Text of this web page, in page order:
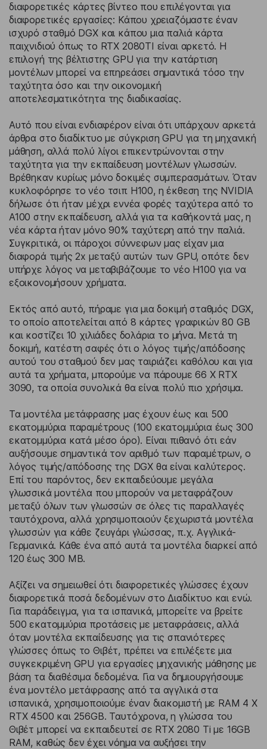
διαφορετικές κάρτες βίντεο που επιλέγονται για
διαφορετικές εργασίες: Κάπου χρειαζόμαστε έναν
ισχυρό σταθμό DGX και κάπου μια παλιά κάρτα
παιχνιδιού όπως το RTX 2080TI είναι αρκετό. Η
επιλογή της βέλτιστης GPU για την κατάρτιση
μοντέλων μπορεί να επηρεάσει σημαντικά τόσο την
ταχύτητα όσο και την οικονομική
αποτελεσματικότητα της διαδικασίας.
Αυτό που είναι ενδιαφέρον είναι ότι υπάρχουν αρκετά
άρθρα στο διαδίκτυο με σύγκριση GPU για τη μηχανική
μάθηση, αλλά πολύ λίγοι επικεντρώνονται στην
ταχύτητα για την εκπαίδευση μοντέλων γλωσσών.
Βρέθηκαν κυρίως μόνο δοκιμές συμπερασμάτων. Όταν
κυκλοφόρησε το νέο τσιπ H100, η ​​έκθεση της NVIDIA
δήλωσε ότι ήταν μέχρι εννέα φορές ταχύτερα από το
A100 στην εκπαίδευση, αλλά για τα καθήκοντά μας, η
νέα κάρτα ήταν μόνο 90% ταχύτερη από την παλιά.
Συγκριτικά, οι πάροχοι σύννεφων μας είχαν μια
διαφορά τιμής 2x μεταξύ αυτών των GPU, οπότε δεν
υπήρχε λόγος να μεταβιβάζουμε το νέο H100 για να
εξοικονομήσουν χρήματα.
Εκτός από αυτό, πήραμε για μια δοκιμή σταθμός DGX,
το οποίο αποτελείται από 8 κάρτες γραφικών 80 GB
και κοστίζει 10 χιλιάδες δολάρια το μήνα. Μετά τη
δοκιμή, κατέστη σαφές ότι ο λόγος τιμής/απόδοσης
αυτού του σταθμού δεν μας ταιριάζει καθόλου και για
αυτά τα χρήματα, μπορούμε να πάρουμε 66 X RTX
3090, τα οποία συνολικά θα είναι πολύ πιο χρήσιμα.
Τα μοντέλα μετάφρασης μας έχουν έως και 500
εκατομμύρια παραμέτρους (100 εκατομμύρια έως 300
εκατομμύρια κατά μέσο όρο). Είναι πιθανό ότι εάν
αυξήσουμε σημαντικά τον αριθμό των παραμέτρων, ο
λόγος τιμής/απόδοσης της DGX θα είναι καλύτερος.
Επί του παρόντος, δεν εκπαιδεύουμε μεγάλα
γλωσσικά μοντέλα που μπορούν να μεταφράζουν
μεταξύ όλων των γλωσσών σε όλες τις παραλλαγές
ταυτόχρονα, αλλά χρησιμοποιούν ξεχωριστά μοντέλα
γλωσσών για κάθε ζευγάρι γλώσσας, π.χ. Αγγλικά-
Γερμανικά. Κάθε ένα από αυτά τα μοντέλα διαρκεί από
120 έως 300 MB.
Αξίζει να σημειωθεί ότι διαφορετικές γλώσσες έχουν
διαφορετικά ποσά δεδομένων στο Διαδίκτυο και ενώ.
Για παράδειγμα, για τα ισπανικά, μπορείτε να βρείτε
500 εκατομμύρια προτάσεις με μεταφράσεις, αλλά
όταν μοντέλα εκπαίδευσης για τις σπανιότερες
γλώσσες όπως το Θιβέτ, πρέπει να επιλέξετε μια
συγκεκριμένη GPU για εργασίες μηχανικής μάθησης με
βάση τα διαθέσιμα δεδομένα. Για να δημιουργήσουμε
ένα μοντέλο μετάφρασης από τα αγγλικά στα
ισπανικά, χρησιμοποιούμε έναν διακομιστή με RAM 4 X
RTX 4500 και 256GB. Ταυτόχρονα, η γλώσσα του
Θιβέτ μπορεί να εκπαιδευτεί σε RTX 2080 Ti με 16GB
RAM, καθώς δεν έχει νόημα να αυξήσει την